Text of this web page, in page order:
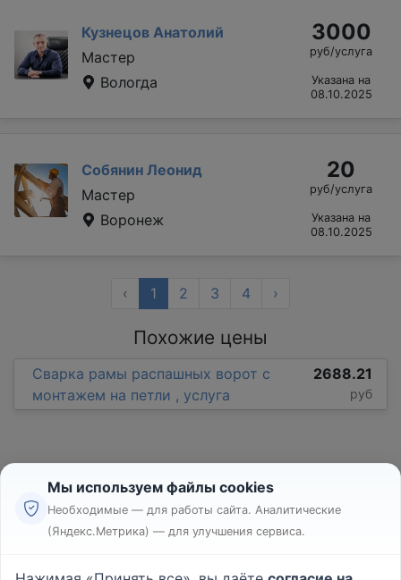
Кузнецов Анатолий
Мастер
Вологда
3000
руб/услуга
Указана на
08.10.2025
Собянин Леонид
Мастер
Воронеж
20
руб/услуга
Указана на
08.10.2025
‹ 1 2 3 4 ›
Похожие цены
Сварка рамы распашных ворот с
монтажем на петли , услуга
2688.21
руб
Реклама
Мы используем файлы cookies
Необходимые — для работы сайта. Аналитические
(Яндекс.Метрика) — для улучшения сервиса.